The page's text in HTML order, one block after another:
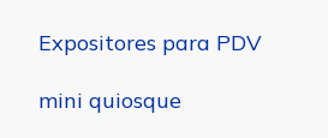
Expositores para PDV
mini quiosque